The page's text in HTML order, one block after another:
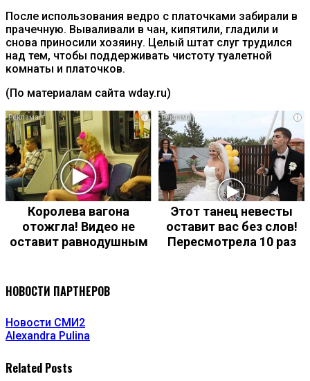
После использования ведро с платочками забирали в
прачечную. Вываливали в чан, кипятили, гладили и
снова приносили хозяину. Целый штат слуг трудился
над тем, чтобы поддерживать чистоту туалетной
комнаты и платочков.
(По материалам сайта wday.ru)
i
Королева вагона
отожгла! Видео не
оставит равнодушным
i
Этот танец невесты
оставит вас без слов!
Пересмотрела 10 раз
НОВОСТИ ПАРТНЕРОВ
Новости СМИ2
Alexandra Pulina
Related Posts